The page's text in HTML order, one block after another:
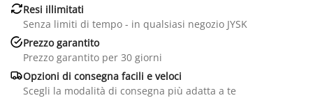
Resi illimitati
Senza limiti di tempo - in qualsiasi negozio JYSK
Prezzo garantito
Prezzo garantito per 30 giorni
Opzioni di consegna facili e veloci
Scegli la modalità di consegna più adatta a te